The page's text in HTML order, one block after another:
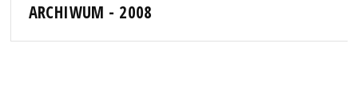
ARCHIWUM - 2008